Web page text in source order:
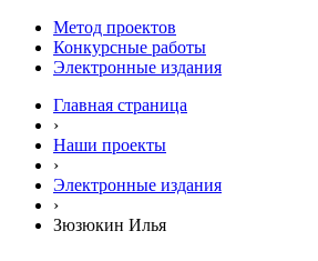
Метод проектов
Конкурсные работы
Электронные издания
Главная страница
›
Наши проекты
›
Электронные издания
›
Зюзюкин Илья